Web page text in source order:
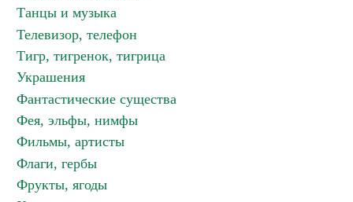
Танцы и музыка
Телевизор, телефон
Тигр, тигренок, тигрица
Украшения
Фантастические существа
Фея, эльфы, нимфы
Фильмы, артисты
Флаги, гербы
Фрукты, ягоды